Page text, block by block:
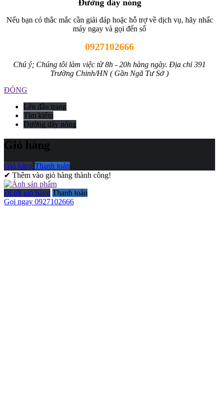
Đường dây nóng
Nếu bạn có thắc mắc cần giải đáp hoặc hỗ trợ về dịch vụ, hãy nhấc
máy ngay và gọi đến số
0927102666
Chú ý; Chúng tôi làm việc từ 8h - 20h hàng ngày. Địa chỉ 391
Trường Chinh/HN ( Gần Ngã Tư Sở )
ĐÓNG
Lên đầu trang
Tìm kiếm
Đường dây nóng
Giỏ hàng
Giỏ hàng Thanh toán
✔ Thêm vào giỏ hàng thành công!
Đi tới giỏ hàng Thanh toán
Gọi ngay 0927102666